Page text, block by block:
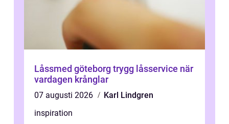
Låssmed göteborg trygg låsservice när
vardagen krånglar
07 augusti 2026
Karl Lindgren
inspiration